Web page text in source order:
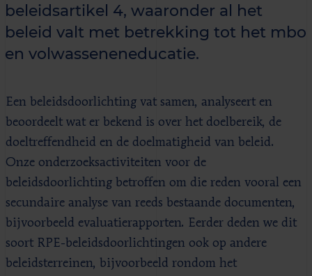
beleidsartikel 4, waaronder al het
beleid valt met betrekking tot het mbo
en volwasseneneducatie.
Een beleidsdoorlichting vat samen, analyseert en
beoordeelt wat er bekend is over het doelbereik, de
doeltreffendheid en de doelmatigheid van beleid.
Onze onderzoeksactiviteiten voor de
beleidsdoorlichting betroffen om die reden vooral een
secundaire analyse van reeds bestaande documenten,
bijvoorbeeld evaluatierapporten. Eerder deden we dit
soort RPE-beleidsdoorlichtingen ook op andere
beleidsterreinen, bijvoorbeeld rondom het